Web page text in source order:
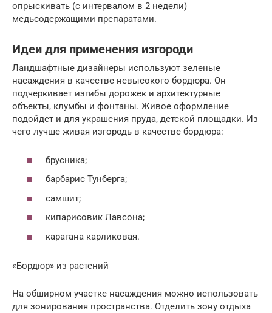
опрыскивать (с интервалом в 2 недели)
медьсодержащими препаратами.
Идеи для применения изгороди
Ландшафтные дизайнеры используют зеленые
насаждения в качестве невысокого бордюра. Он
подчеркивает изгибы дорожек и архитектурные
объекты, клумбы и фонтаны. Живое оформление
подойдет и для украшения пруда, детской площадки. Из
чего лучше живая изгородь в качестве бордюра:
брусника;
барбарис Тунберга;
самшит;
кипарисовик Лавсона;
карагана карликовая.
«Бордюр» из растений
На обширном участке насаждения можно использовать
для зонирования пространства. Отделить зону отдыха